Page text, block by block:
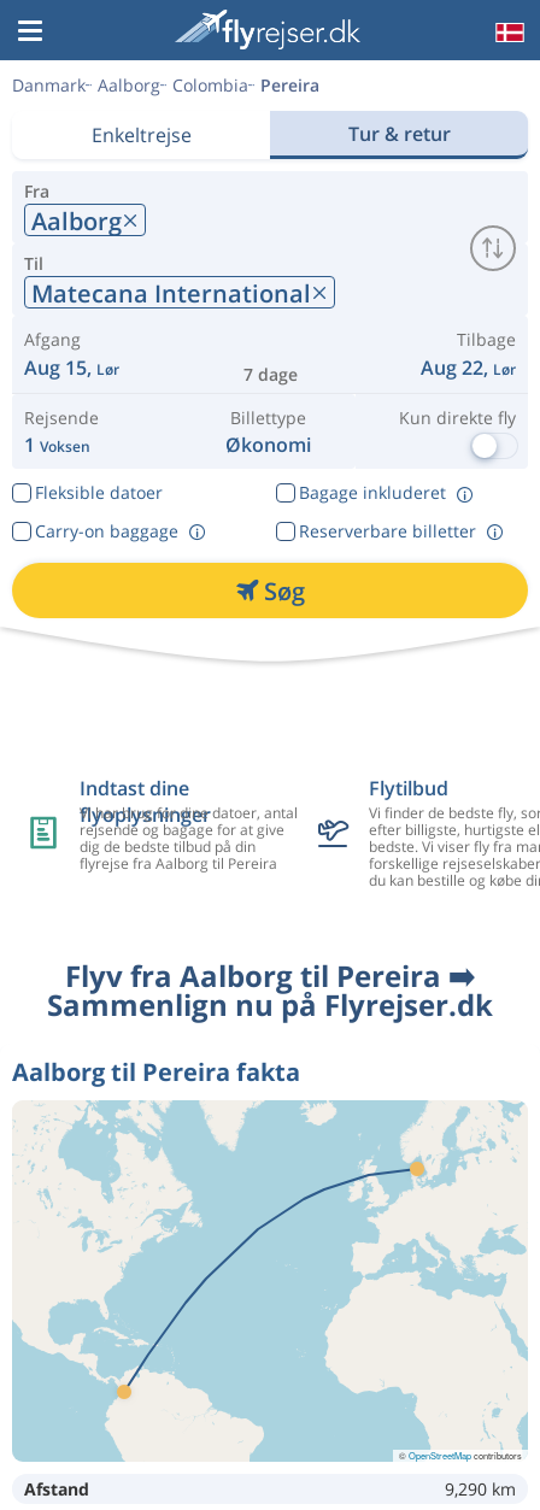
Danmark Aalborg Colombia Pereira
Enkeltrejse Tur & retur
Fra
Aalborg
Til
Matecana International
Afgang
Aug 15, Lør 7 dage
Tilbage
Aug 22, Lør
Rejsende
1 Voksen
Billettype
Økonomi
Kun direkte fly
Fleksible datoer
Bagage inkluderet
Reserverbare billetter
Carry-on baggage
Søg
Indtast dine
flyoplysninger
Vi har brug for dine datoer, antal
rejsende og bagage for at give
dig de bedste tilbud på din
flyrejse fra Aalborg til Pereira
Flytilbud
Vi finder de bedste fly,
efter billigste, hurtigste
bedste. Vi viser fly fra
forskellige
du kan bestille og købe
Flyv fra Aalborg til Pereira ➡️
Sammenlign nu på Flyrejser.dk
Aalborg til Pereira fakta
©OpenStreetMapcontributors
Afstand 9,290 km